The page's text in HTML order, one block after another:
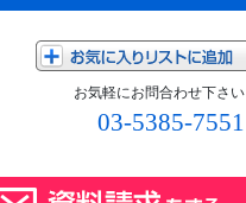
お気軽にお問合わせ下さい
03-5385-7551